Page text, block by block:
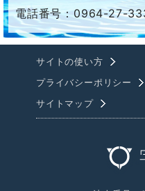
電話番号：0964-27-
サイトの使い方
プライバシーポリシー
サイトマップ